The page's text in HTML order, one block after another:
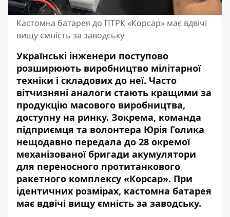
Кастомна батарея до ПТРК «Корсар» має вдвічі
вищу ємність за заводську
Українські інженери поступово
розширюють виробництво мілітарної
техніки і складових до неї. Часто
вітчизняні аналоги стають кращими за
продукцію масового виробництва,
доступну на ринку. Зокрема, команда
підприємця та волонтера Юрія Голика
нещодавно передала до 28 окремої
механізованої бригади акумулятори
для переносного протитанкового
ракетного комплексу «Корсар». При
ідентичних розмірах, кастомна батарея
має вдвічі вищу ємність за заводську.